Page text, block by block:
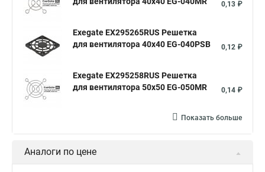
0,13 ₽
Exegate EX295265RUS Решетка
для вентилятора 40x40 EG-040PSB
0,12 ₽
Exegate EX295258RUS Решетка
для вентилятора 50х50 EG-050MR
0,14 ₽
Показать больше
Аналоги по цене